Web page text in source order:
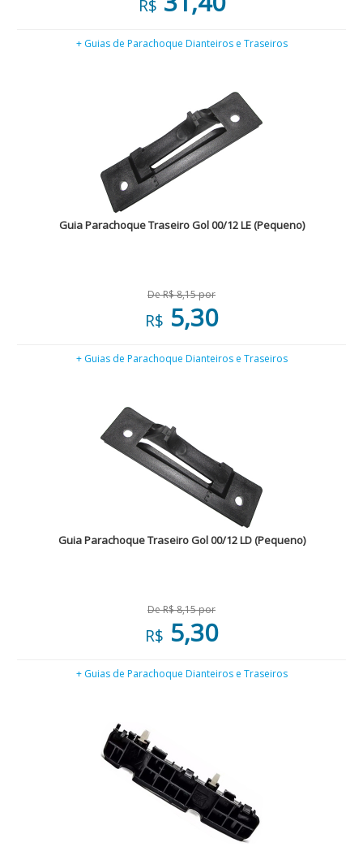
R$
+ Guias de Parachoque Dianteiros e Traseiros
Guia Parachoque Traseiro Gol 00/12 LE (Pequeno)
De R$ 8,15 por
R$ 5,30
+ Guias de Parachoque Dianteiros e Traseiros
Guia Parachoque Traseiro Gol 00/12 LD (Pequeno)
De R$ 8,15 por
R$ 5,30
+ Guias de Parachoque Dianteiros e Traseiros